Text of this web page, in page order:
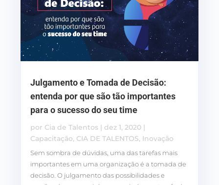
Julgamento e Tomada de Decisão:
entenda por que são tão importantes
para o sucesso do seu time
por Cia de Talentos| dez 1, 2020|
Capacitação, CIA DE TALENTOS, Inovação
Sem sombra de dúvidas, uma das tarefas mais
importantes em uma organização é a tomada de
decisão. O julgamento das possibilidades e